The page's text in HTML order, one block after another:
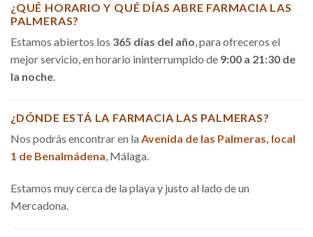
¿QUÉ HORARIO Y QUÉ DÍAS ABRE FARMACIA LAS
PALMERAS?
Estamos abiertos los 365 días del año, para ofreceros el
mejor servicio, en horario ininterrumpido de 9:00 a 21:30 de
la noche.
¿DÓNDE ESTÁ LA FARMACIA LAS PALMERAS?
Nos podrás encontrar en la Avenida de las Palmeras, local
1 de Benalmádena, Málaga.
Estamos muy cerca de la playa y justo al lado de un
Mercadona.